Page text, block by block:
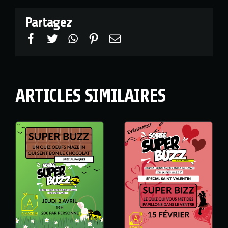
Partagez
Facebook
TwitterWhatsApp
Pinterest
Email
ARTICLES SIMILAIRES